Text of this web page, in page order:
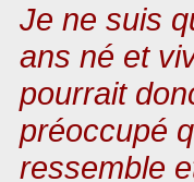
Je ne suis
ans né et
pourrait
préoccupé
ressemble